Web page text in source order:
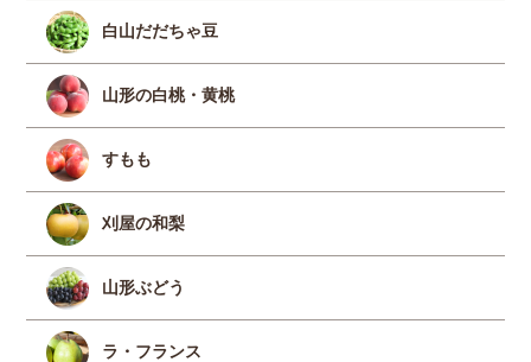
白山だだちゃ豆
山形の白桃・黄桃
すもも
刈屋の和梨
山形ぶどう
ラ・フランス